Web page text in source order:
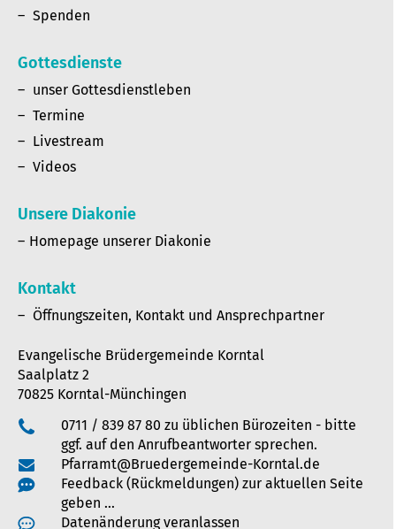
Spenden
Gottesdienste
unser Gottesdienstleben
Termine
Livestream
Videos
Unsere Diakonie
Homepage unserer Diakonie
Kontakt
Öffnungszeiten, Kontakt und Ansprechpartner
Evangelische Brüdergemeinde Korntal
Saalplatz 2
70825 Korntal-Münchingen
0711 / 839 87 80 zu üblichen Bürozeiten - bitte
ggf. auf den Anrufbeantworter sprechen.
Pfarramt@Bruedergemeinde-Korntal.de
Feedback (Rückmeldungen) zur aktuellen Seite
geben …
Datenänderung veranlassen